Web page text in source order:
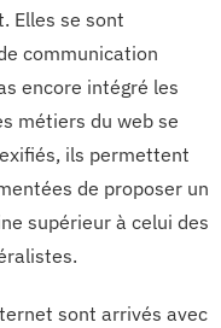
Elles se sont
communication
encore intégré les
métiers du web se
ils permettent
de proposer un
supérieur à celui des
sont arrivés avec